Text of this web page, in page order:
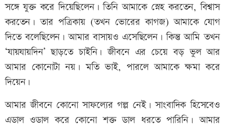
সঙ্গে যুক্ত করে দিয়েছিলেন। তিনি আমাকে স্নেহ করতেন, বিশ্বাস
করতেন। তার পত্রিকায় (তখন ভোরের কাগজ) আমাকে যোগ
দিতে বলেছিলেন। আমার বাসায়ও এসেছিলেন। কিন্তু আমি তখন
‘যায়যায়দিন’ ছাড়তে চাইনি। জীবনে এর চেয়ে বড় ভুল আর
আমার কোনোটা নয়। মতি ভাই, পারলে আমাকে ক্ষমা করে
দিয়েন।
আমার জীবনে কোনো সাফল্যের গল্প নেই। সাংবাদিক হিসেবেও
এডাল ওডাল করে কোনো শক্ত ডাল ধরতে পারিনি। আমার